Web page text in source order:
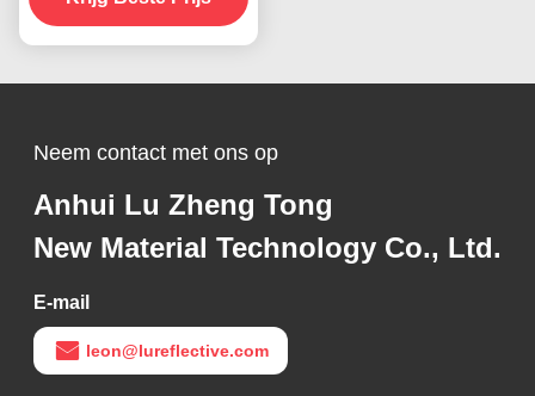
Neem contact met ons op
Anhui Lu Zheng Tong
New Material Technology Co., Ltd.
E-mail
leon@lureflective.com